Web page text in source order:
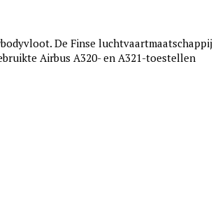
De Finse luchtvaartmaatschappij
Airbus A320- en A321-toestellen
edition3